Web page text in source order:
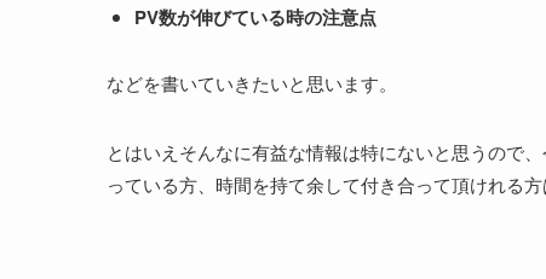
PV数が伸びている時の注意点
などを書いていきたいと思います。
とはいえそんなに有益な情報は特にないと思うので
っている方、時間を持て余して付き合って頂けれる